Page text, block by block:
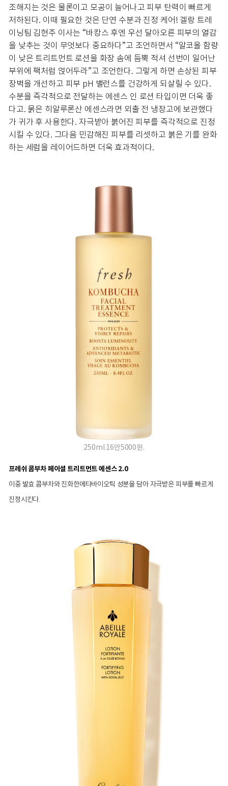
조해지는 것은 물론이고 모공이 늘어나고 피부 탄력이 빠르게
저하된다. 이때 필요한 것은 단연 수분과 진정 케어! 겔랑 트레
이닝팀 김현주 이사는 “바캉스 후엔 우선 달아오른 피부의 열감
을 낮추는 것이 무엇보다 중요하다”고 조언하면서 “알코올 함량
이 낮은 트리트먼트 로션을 화장 솜에 듬뿍 적셔 선번이 일어난
부위에 팩처럼 얹어두라”고 조언한다. 그렇게 하면 손상된 피부
장벽을 개선하고 피부 pH 밸런스를 건강하게 되살릴 수 있다.
수분을 즉각적으로 전달하는 에센스 인 로션 타입이면 더욱 좋
다고. 묽은 히알루론산 에센스라면 외출 전 냉장고에 보관했다
가 귀가 후 사용한다. 자극받아 붉어진 피부를 즉각적으로 진정
시킬 수 있다. 그다음 민감해진 피부를 리셋하고 붉은 기를 완화
하는 세럼을 레이어드하면 더욱 효과적이다.
250ml 16만5000원.
프레쉬 콤부차 페이셜 트리트먼트 에센스 2.0
이중 발효 콤부차와 진화한메타바이오틱 성분을 담아 자극받은 피부를 빠르게
진정시킨다.